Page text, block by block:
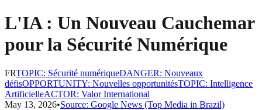
L'IA : Un Nouveau Cauchemar
pour la Sécurité Numérique
FRTOPIC: Sécurité numériqueDANGER: Nouveaux
défisOPPORTUNITY: Nouvelles opportunitésTOPIC: Intelligence
ArtificielleACTOR: Valor International
May 13, 2026•Source: Google News (Top Media in Brazil)